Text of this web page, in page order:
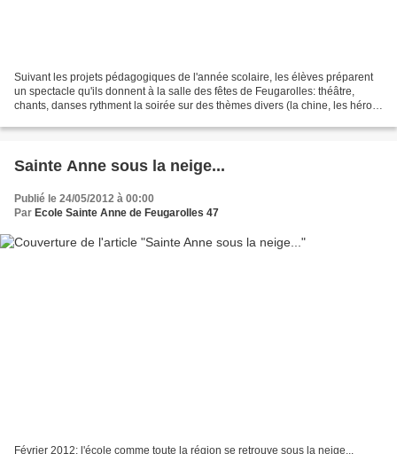
Suivant les projets pédagogiques de l'année scolaire, les élèves préparent
un spectacle qu'ils donnent à la salle des fêtes de Feugarolles: théâtre,
chants, danses rythment la soirée sur des thèmes divers (la chine, les héros,
Sainte Anne sous la neige...
Publié le 24/05/2012 à 00:00
Par Ecole Sainte Anne de Feugarolles 47
Février 2012: l'école comme toute la région se retrouve sous la neige...